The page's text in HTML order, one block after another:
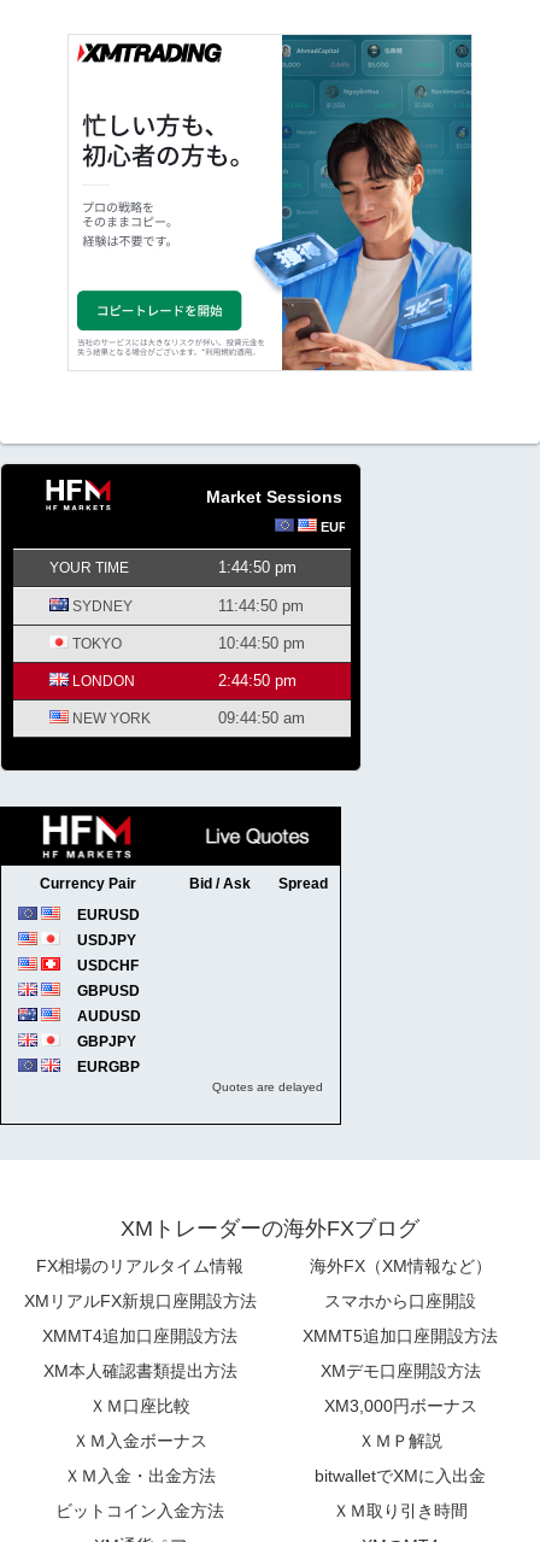
Market Sessions
XMトレーダーの海外FXブログ
FX相場のリアルタイム情報
海外FX（XM情報など）
XMリアルFX新規口座開設方法
スマホから口座開設
XMMT4追加口座開設方法
XMMT5追加口座開設方法
XM本人確認書類提出方法
XMデモ口座開設方法
ＸＭ口座比較
XM3,000円ボーナス
ＸＭ入金ボーナス
ＸＭＰ解説
ＸＭ入金・出金方法
bitwalletでXMに入出金
ビットコイン入金方法
ＸＭ取り引き時間